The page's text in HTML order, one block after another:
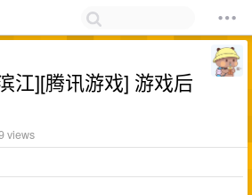
江][腾讯游戏] 游戏后
views